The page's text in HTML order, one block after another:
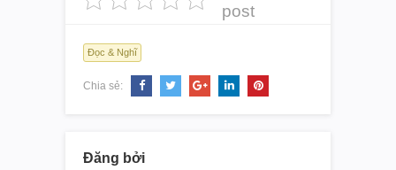
post
Đọc & Nghĩ
Chia sẻ:
Đăng bởi